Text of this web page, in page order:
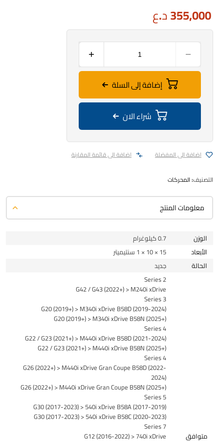
355,000د.ع
إضافة إلى السلة
شراء الان
اضافة الى المفضلة اضافة الى قائمة المقارنة
التصنيف:المحركات
معلومات المنتج
الوزن
0.7 كيلوغرام
الأبعاد
15 × 10 × 1 سنتيميتر
الحالة
جديد
متوافق
2 Series
G42 / G43 (2022+) > M240i xDrive
3 Series
G20 (2019+) > M340i xDrive B58D (2019-2024)
G20 (2019+) > M340i xDrive B58N (2025+)
4 Series
G22 / G23 (2021+) > M440i xDrive B58D (2021-2024)
G22 / G23 (2021+) > M440i xDrive B58N (2025+)
4 Series
G26 (2022+) > M440i xDrive Gran Coupe B58D (2022-
2024)
G26 (2022+) > M440i xDrive Gran Coupe B58N (2025+)
5 Series
G30 (2017-2023) > 540i xDrive B58A (2017-2019)
G30 (2017-2023) > 540i xDrive B58C (2020-2023)
7 Series
G12 (2016-2022) > 740i xDrive